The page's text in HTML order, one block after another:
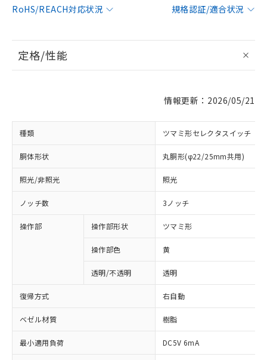
RoHS/REACH対応状況
規格認証/適合状況
定格/性能
情報更新：2026/05/21
種類 ツマミ形セレクタスイッチ
胴体形状 丸胴形(φ22/25mm共用)
照光/非照光 照光
ノッチ数 3ノッチ
操作部 操作部形状 ツマミ形
操作部色 黄
透明/不透明 透明
復帰方式 右自動
ベゼル材質 樹脂
最小適用負荷 DC5V 6mA